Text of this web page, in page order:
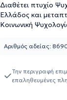
Διαθέτει πτυχίο
Ελλάδος και
Κοινωνική
στη Μονάδα
προγράμματα
δομές της
Αριθμός αδείας:
Την περιγραφή
επαληθευμένες